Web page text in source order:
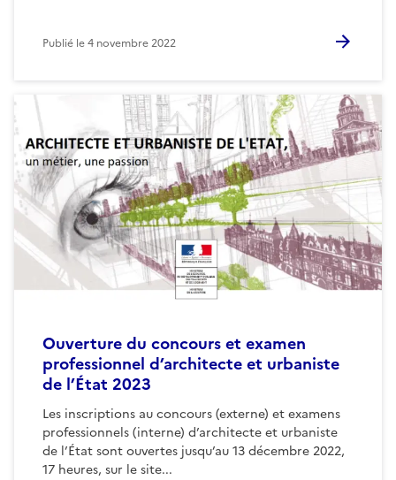
Publié le4 novembre 2022
Ouverture du concours et examen
professionnel d’architecte et urbaniste
de l’État 2023
Les inscriptions au concours (externe) et examens
professionnels (interne) d’architecte et urbaniste
de l’État sont ouvertes jusqu’au 13 décembre 2022,
17 heures, sur le site...